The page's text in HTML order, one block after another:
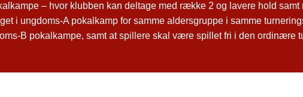
– hvor klubben kan deltage med række 2 og lavere hold samt
i ungdoms-A pokalkamp for samme aldersgruppe i samme
B pokalkampe, samt at spillere skal være spillet fri i den ordinære